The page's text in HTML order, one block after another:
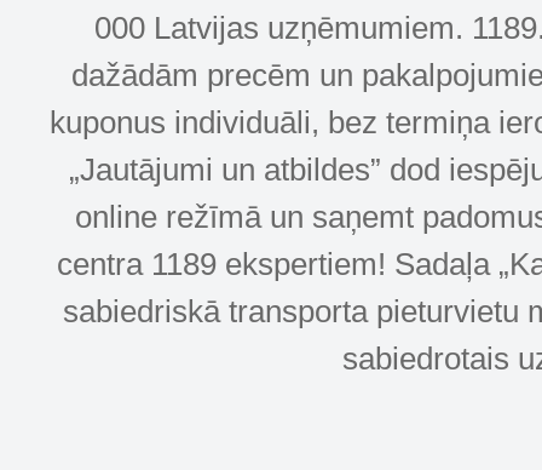
000 Latvijas uzņēmumiem.
dažādām precēm un
kuponus individuāli, bez termiņa
„Jautājumi un atbildes” dod
online režīmā un saņemt
centra 1189 ekspertiem! Sadaļa
sabiedriskā transporta pieturvietu
sabiedrotais